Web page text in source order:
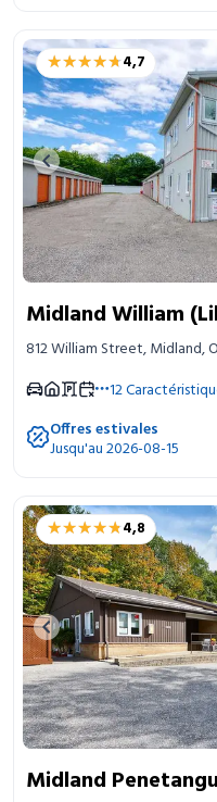
★★★★★
★★★★★4,7
Previous image
Midland William
812 William Street, Midland,
12
Offres estivales
Jusqu'au 2026-08-15
★★★★★
★★★★★4,8
Previous image
Midland